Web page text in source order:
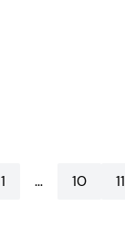
1 … 10 11